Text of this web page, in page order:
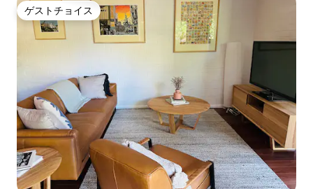
ゲストチョイス
ゲストチョイス